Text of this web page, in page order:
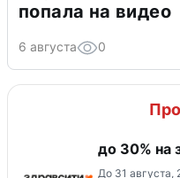
попала на видео
6 августа 0
до 30% на
До 31 августа,